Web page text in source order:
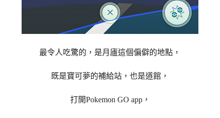
最令人吃驚的，是月廬這個偏僻的地點，
既是寶可夢的補給站，也是道館，
打開Pokemon GO app，